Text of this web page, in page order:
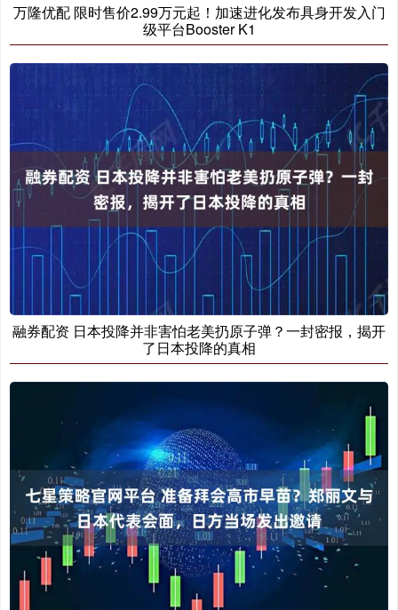
万隆优配 限时售价2.99万元起！加速进化发布具身开发入门
级平台Booster K1
融券配资 日本投降并非害怕老美扔原子弹？一封密报，揭开
了日本投降的真相